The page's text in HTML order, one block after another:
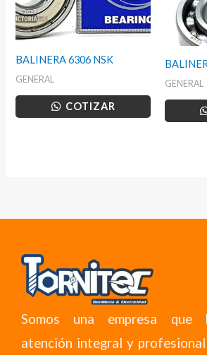
BALINERA 6306 NSK
GENERAL
COTIZAR
GENERAL
Somos una empresa que
atención integral y